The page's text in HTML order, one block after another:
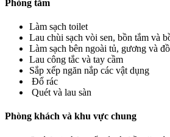
panel
panel
panel
panel
panel
Phòng tắm
Làm sạch toilet
Lau chùi sạch vòi sen, bồn tắm và
Làm sạch bên ngoài tủ, gương và
Lau công tắc và tay cầm
Sắp xếp ngăn nắp các vật dụng
Đổ rác
Quét và lau sàn
Phòng khách và khu vực chung